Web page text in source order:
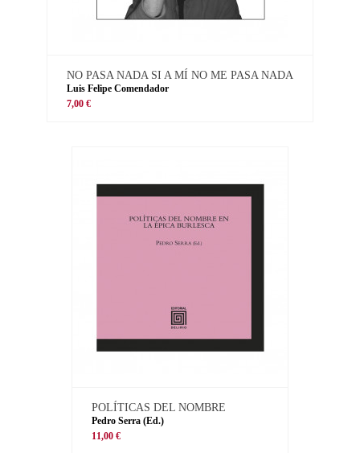
NO PASA NADA SI A MÍ NO ME PASA NADA
Luis Felipe Comendador
7,00 €
POLÍTICAS DEL NOMBRE
Pedro Serra (Ed.)
11,00 €